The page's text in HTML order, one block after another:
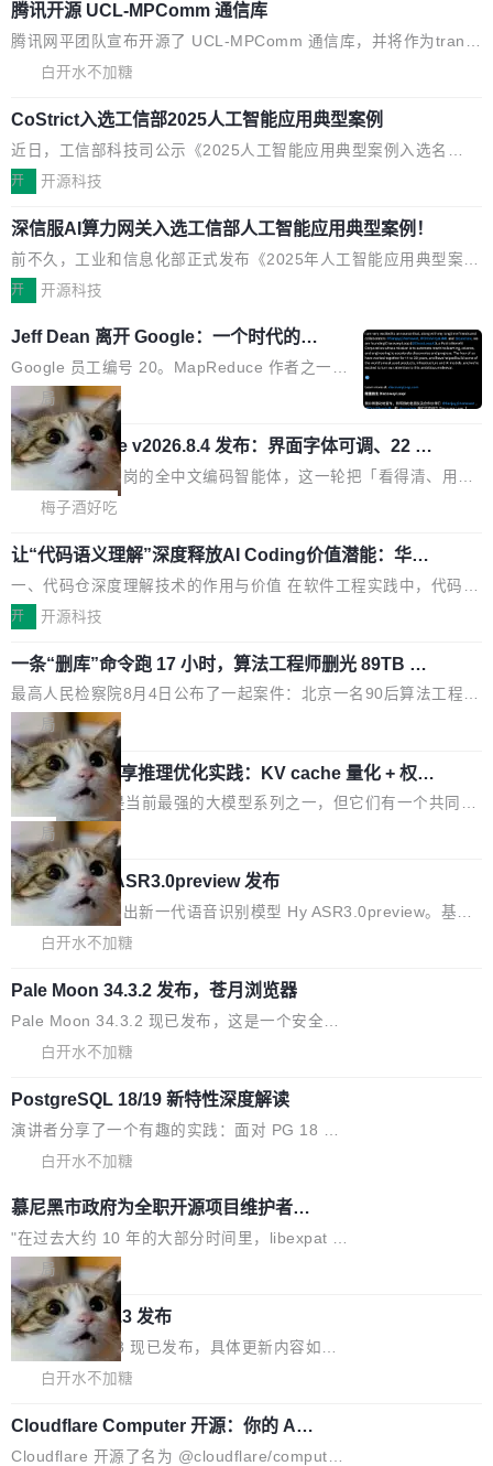
agent。这些后台 agent...
腾讯开源 UCL-MPComm 通信库
腾讯网平团队宣布开源了 UCL-MPComm 通信库，并将作为trans
port接入Mooncake TENT。该通信库针对AI Memory池化场景的
点间多种内存类型的高性能通信。 UCL-MPComm将作为一种传输
引擎接入Mooncake TENT，实现零拷贝传输性能提升30%、非零
拷贝传输性能最高提升5倍。UCL-MPComm底层基于自研UCL-En
高性能通信组件。 腾讯网平团队在UCL-MPComm中实现了一个独
立于业务线程的全局通信引擎（Engine），并实...
白开水不加糖
CoStrict入选工信部2025人工智能应用典型案例
近日，工信部科技司公示《2025人工智能应用典型案例入选名
单》，深信服“面向企业研发场景的开源 AI 编程平台 CoStrict 应
署，助力企业AI研发安全落地 当前，越来越多企业已经开始引入 AI
Coding 工具，通过调用公有云模型或企业内部部署模型提升研发
效率。但随着 AI Coding 从个人辅助工具逐步走向团队级、组织级
出了更高要求。 首先是数据安全与合规要求。对于大多数普通研发
场景，公有云模型能够满足快速试用和效率提升的需求。但对于金
融、能源、医疗等对数据安全要求较...
开 开源科技
深信服AI算力网关入选工信部人工智能应用典型案例！
前不久，工业和信息化部正式发布《2025年人工智能应用典型案例
名单》，集中展示人工智能在各领域的应用成果，覆盖技术底座、
网关（AI创新平台）成功入选！ 随着各行各业的Agent走向规模化
建设，算力构成形态逐渐丰富，用户关注的重点也在发生变化：不
只是让AI用起来，还要进一步看清混合算力时代下，Token花在哪
里、算力是否被充分利用，以及持续增长的AI成本该如何优化。 深
信服AI算力网关正是围绕这些实际问题，从Token治理和成本治理
两个方面，让用户的每一份算力都看得清、管得住、用得稳、省得
下、更安全！ 一、从现在开始，Token使用一目...
开 开源科技
Jeff Dean 离开 Google：一个时代的结
束，一个实验室的开始
Google 员工编号 20。MapReduce 作者之一。
Bigtable 作者之一。TensorFlow 的作者之一。
Gemini 的架构师。Google 首席科学家。 Jeff D
ean 在 Google 工作了 27 年后，宣布离职。 他
不是一个人走。一同离开的还有 Sanjay Ghema
wat（Google 员工编号 23，Jeff Dean 二十多
作者）、Quoc Le（Google 大脑核心成员，Se
q2Seq 和 DocAI 的共同发明人）以及 Oriol Vin
yals（Gemini 联合负责人，AlphaSta...
局
🔥 SolonCode v2026.8.4 发布：界面字体可调、22 种
语言、记忆搜索增强
打开终端就能上岗的全中文编码智能体，这一轮把「看得清、用母
语、记得住」三件事一次补齐。 SolonCode 是什么 SolonCode 是
数字员工，自主理解需求、规划步骤、编写代码。不挑模型、不挑
平台，curl 一行装完即用。 开源地址：Gitee · GitCode · GitHub
安装 支持 Java 8+（8~26）、macOS / Linux / Windows / Harm
ony PC。 # macOS / Linux / Harmony PC curl -fsSL https://solo
n.noear.org/solon...
梅子酒好吃
让“代码语义理解”深度释放AI Coding价值潜能：华为
云码道（CodeArts）代码仓技术解析
一、代码仓深度理解技术的作用与价值 在软件工程实践中，代码仓
是企业核心知识资产的主要载体。企业级代码仓库通常包含数十万
口。随着项目规模的持续扩张与代码历史的不断累积，代码仓中的
模块关系、接口契约、业务逻辑等关键信息往往分散于数十乃至数
百个文件之中，形成高度复杂的知识关联网络。传统的代码检索手
段（如关键词匹配、目录遍历）仅能在语法层面完成文本定位，难
以触及代码的语义内涵与结构关联，导致开发者使用代码智能体在
理解大规模代码仓时面临显著"代码仓理解"瓶颈。 代码仓深度理解
服务（以下简称" CodeBase深度理解服务"）是华为云码道（Code
A...
开 开源科技
一条“删库”命令跑 17 小时，算法工程师删光 89TB 数
据只为干私活
最高人民检察院8月4日公布了一起案件：北京一名90后算法工程师
王某，为了给自己接的私活腾服务器空间，删光了公司AI游戏部门
的全部核心数据。 王某2024年1月入职东城区某科技公司AI短剧部
门，有互联网大厂背景。在公司内部架构调整期间，部门三次通知
全员将数据从A集群迁移到B集群，王某都回复了"收到"。 他没有迁
移数据。2024年9月3日下午4点，他使用此前登录的账号密码进入
A集群，输入了一条被程序员圈称为"删库跑路"的命令——最高管理
员权限、无需确认、强制递归删除。17个小时后，运维人员发现异
常并中止进程时，89TB数据已经没了。 删掉的是AI游戏部门的全
部开发文件，包括公司自研的多个文生3D和...
局
Cloudflare 分享推理优化实践：KV cache 量化 + 权重
压缩，吞吐量提升 41%，成本降 30%
Kimi 和 GLM 是当前最强的大模型系列之一，但它们有一个共同的
问题：太吃显存了。月之暗面的 Kimi K 系列和智谱的 GLM 都是长
上下文、MoE 架构的大模型，好用到让人上瘾，但 GPU 显存永远
不够用。 Cloudflare 的 Workers AI 团队一直在跑这些模型的推
理。他们在官方博客上发了一篇技术文章，详细拆解了三种让大模
型在 GPU 上跑得更省、更快的技术手段——KV cache 量化、模型
升 41%，每 token 成本降低 30%，精度不变。 FP8 省的不仅是显
存 KV cache 是推理时最吃显...
局
腾讯混元 Hy ASR3.0preview 发布
腾讯混元正式推出新一代语音识别模型 Hy ASR3.0preview。基于
最新一代大语言模型 Hy3 的语言理解能力，以及融合了高精度语音
介绍，Hy ASR3.0preview 目标在于：让语音识别不再只是听清，
而是真正听懂。通过先理解你的语境和意图，再把准确的文字直接
给到你。从“逐字转写、单点优化”演进为“理解语境、兼容场景、一
粤语、吴语等 10 大方言片区和 20 余个二级小片区。在开源评测
集中，Hy ASR 3.0 preview 在多语种的WER（...
白开水不加糖
Pale Moon 34.3.2 发布，苍月浏览器
Pale Moon 34.3.2 现已发布，这是一个安全更
新和少量网页兼容性修复版本。 Changes/fixe
函数添加了多项边界检查，以避免潜在的越界访
问、下溢和溢出。（DiD） 修复了加载和解析内
容提供的字体时出现的几个问题 为避免音频加
对音频采样频率设定了下限 采样率低于 8kHz
（通常被认为是 "telephone"/"walkie-talkie" 音
质的最低采样率）的音频格式将被拒绝 修复了 C
SS 圆角虚线样式中可能存在的问题 如果表单中
的图像元素不在同一个子树中，则它们将不再关
联 加...
白开水不加糖
PostgreSQL 18/19 新特性深度解读
演讲者分享了一个有趣的实践：面对 PG 18 已
发布的 Release Notes，他利用 AI 工具（如 Co
让模型总结出三十余条潜在特性，再逐条要求生
成详细解释和代码校验，最终筛选出对用户体感
最强的若干项。对于尚未正式发版的 PG 19，则
通过拉取过去一年内（从 PG 18 Beta1 时间点
至今）的所有 commit，同样交由 AI 分析提炼。
经过人工复核，准确度令人满意。这一方法也为
社区爱好者提供了高效跟踪新版本的思路。
白开水不加糖
慕尼黑市政府为全职开源项目维护者提
供资助
"在过去大约 10 年的大部分时间里，libexpat 的
维护工作一直与我的日常工作、家务、社交生活
和休闲娱乐竞争时间。" 这是 libexpat 维护者 S
ebastian Pipping 写在博客里的话。8 月 4 日，
他宣布了一个新消息：从 2026 年 8 月 1 日起，
他可以全职维护 libexpat 了，最长 6 个月。发
编写的流式 XML 解析器，MIT 许可证。和 libx
ml2 一样，它是世界上使用最广泛的 XML 解析
局
Firefox 153.0.3 发布
Firefox 153.0.3 现已发布，具体更新内容如
下： New Smart Window 包含多项增强功能：
户查找历史记录和切换到已打开的标签页。（<a
href="https://bugzilla.mozilla.org/show_bug.c
白开水不加糖
Cloudflare Computer 开源：你的 Age
nt 需要一台电脑，而不是一个容器
Cloudflare 开源了名为 @cloudflare/computer